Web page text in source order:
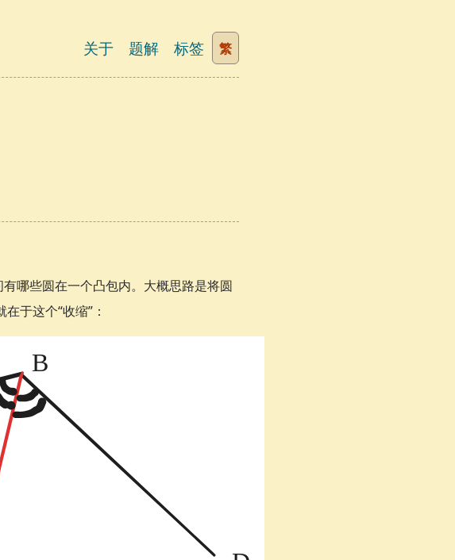
关于 题解 标签 繁
有哪些圆在一个凸包内。大概思路是将圆
于这个“收缩”：